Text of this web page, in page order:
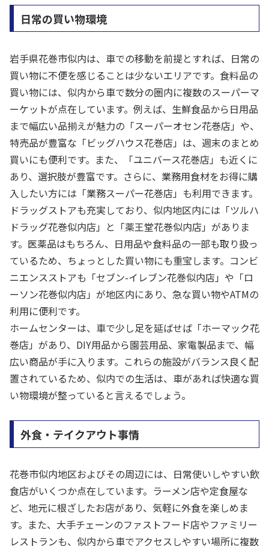
日常の買い物環境
岩手県花巻市似内は、車での移動を前提とすれば、日常の
買い物に不便を感じることは少ないエリアです。食料品の
買い物には、似内から車で数分の圏内に複数のスーパーマ
ーケットが点在しています。例えば、生鮮食品から日用品
まで幅広い品揃えが魅力の「スーパーオセン花巻店」や、
特売品が豊富な「ビッグハウス花巻店」は、週末のまとめ
買いにも便利です。また、「ユニバース花巻店」も近くに
あり、選択肢が豊富です。さらに、業務用食材をお得に購
入したい方には「業務スーパー花巻店」も利用できます。
ドラッグストアも充実しており、似内地区内には「ツルハ
ドラッグ花巻似内店」と「薬王堂花巻似内店」がありま
す。医薬品はもちろん、日用品や食料品の一部も取り扱っ
ているため、ちょっとした買い物にも重宝します。コンビ
ニエンスストアも「セブン-イレブン花巻似内店」や「ロ
ーソン花巻似内店」が地区内にあり、急な買い物やATMの
利用に便利です。
ホームセンターは、車で少し足を延ばせば「ホーマック花
巻店」があり、DIY用品から園芸用品、家電製品まで、幅
広い商品が手に入ります。これらの施設がバランス良く配
置されているため、似内での生活は、車があれば快適な買
い物環境が整っていると言えるでしょう。
外食・テイクアウト事情
花巻市似内地区およびその周辺には、日常使いしやすい飲
食店がいくつか点在しています。ラーメン店や定食屋な
ど、地元に根ざしたお店があり、気軽に外食を楽しめま
す。また、大手チェーンのファストフード店やファミリー
レストランも、似内から車でアクセスしやすい場所に複数